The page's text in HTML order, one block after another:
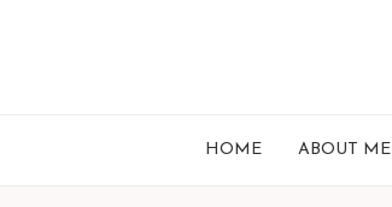
HOME ABOUT ME